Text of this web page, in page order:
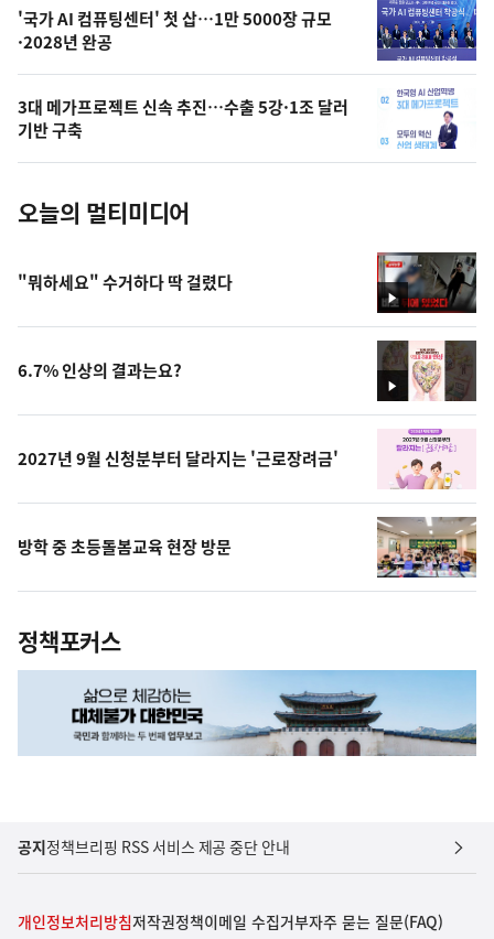
오
늘
의
사
진
'국가 AI 컴퓨팅센터' 첫 삽…1만 5000장 규모
·2028년 완공
3대 메가프로젝트 신속 추진…수출 5강·1조 달러
기반 구축
오늘의 멀티미디어
영
상
"뭐하세요" 수거하다 딱 걸렸다
영
상
6.7% 인상의 결과는요?
2027년 9월 신청분부터 달라지는 '근로장려금'
방학 중 초등돌봄교육 현장 방문
정책포커스
공지정책브리핑 RSS 서비스 제공 중단 안내
개인정보처리방침저작권정책이메일 수집거부자주 묻는 질문(FAQ)